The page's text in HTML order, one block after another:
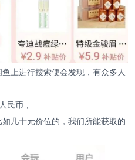
上进行搜索便会发现，有众多人
民币，
几十元价位的，我们所能获取的